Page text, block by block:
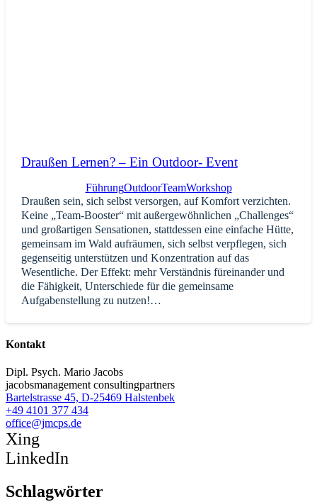
Draußen Lernen? – Ein Outdoor- Event
FührungOutdoorTeamWorkshop
Draußen sein, sich selbst versorgen, auf Komfort verzichten.
Keine „Team-Booster“ mit außergewöhnlichen „Challenges“
und großartigen Sensationen, stattdessen eine einfache Hütte,
gemeinsam im Wald aufräumen, sich selbst verpflegen, sich
gegenseitig unterstützen und Konzentration auf das
Wesentliche. Der Effekt: mehr Verständnis füreinander und
die Fähigkeit, Unterschiede für die gemeinsame
Aufgabenstellung zu nutzen!…
Kontakt
Dipl. Psych. Mario Jacobs
jacobsmanagement consultingpartners
Bartelstrasse 45, D-25469 Halstenbek
+49 4101 377 434
office@jmcps.de
Xing
LinkedIn
Schlagwörter